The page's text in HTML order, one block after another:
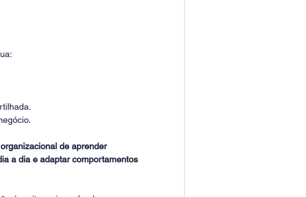
de aprender
a dia e adaptar comportamentos